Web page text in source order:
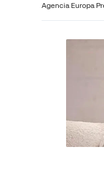
Agencia Europa